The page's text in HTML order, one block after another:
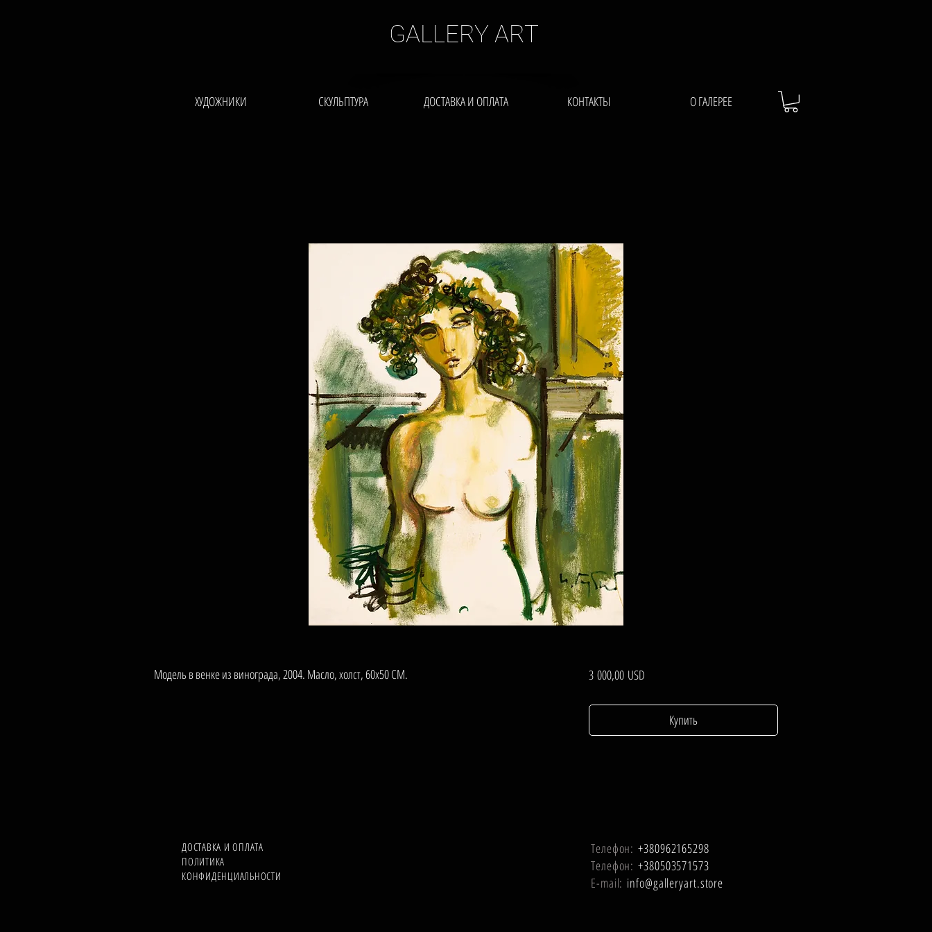
GALLERY ART
О ГАЛЕРЕЕ
КОНТАКТЫ
ДОСТАВКА И ОПЛАТА
СКУЛЬПТУРА
ХУДОЖНИКИ
Модель в венке из винограда, 2004. Масло, холст, 60х50 СМ. 3 000,00 USDЦена
Купить
ДОСТАВКА И ОПЛАТА
ПОЛИТИКА
КОНФИДЕНЦИАЛЬНОСТИ
Телефон: +380962165298
Телефон: +380503571573
E-mail: info@galleryart.store